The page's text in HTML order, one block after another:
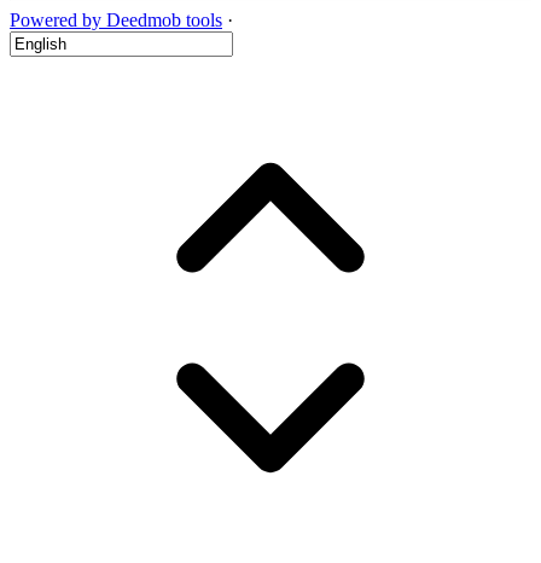
Powered by Deedmob tools ·